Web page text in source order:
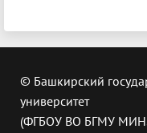
© Башкирский
университет
(ФГБОУ ВО БГМУ